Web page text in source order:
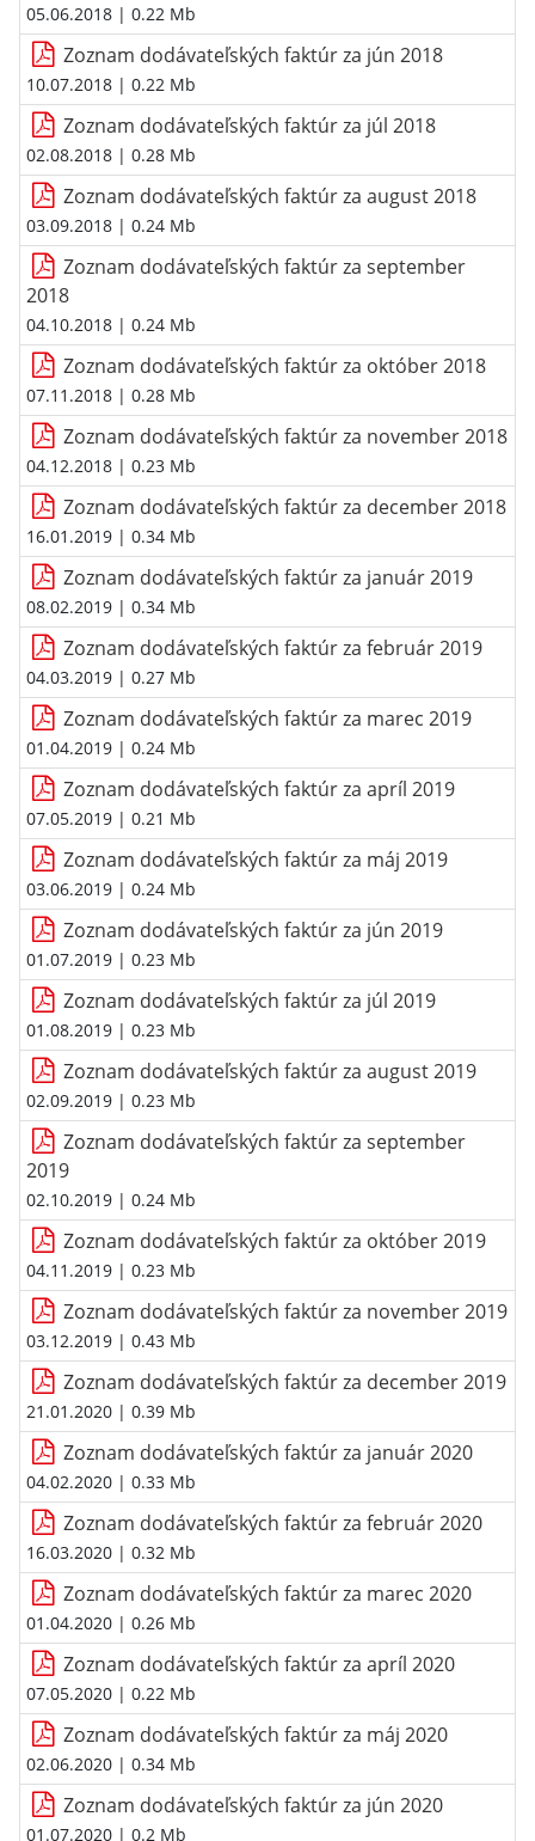
05.06.2018 | 0.22 Mb
Zoznam dodávateľských faktúr za jún 2018
10.07.2018 | 0.22 Mb
Zoznam dodávateľských faktúr za júl 2018
02.08.2018 | 0.28 Mb
Zoznam dodávateľských faktúr za august 2018
03.09.2018 | 0.24 Mb
Zoznam dodávateľských faktúr za september
2018
04.10.2018 | 0.24 Mb
Zoznam dodávateľských faktúr za október 2018
07.11.2018 | 0.28 Mb
Zoznam dodávateľských faktúr za november 2018
04.12.2018 | 0.23 Mb
Zoznam dodávateľských faktúr za december 2018
16.01.2019 | 0.34 Mb
Zoznam dodávateľských faktúr za január 2019
08.02.2019 | 0.34 Mb
Zoznam dodávateľských faktúr za február 2019
04.03.2019 | 0.27 Mb
Zoznam dodávateľských faktúr za marec 2019
01.04.2019 | 0.24 Mb
Zoznam dodávateľských faktúr za apríl 2019
07.05.2019 | 0.21 Mb
Zoznam dodávateľských faktúr za máj 2019
03.06.2019 | 0.24 Mb
Zoznam dodávateľských faktúr za jún 2019
01.07.2019 | 0.23 Mb
Zoznam dodávateľských faktúr za júl 2019
01.08.2019 | 0.23 Mb
Zoznam dodávateľských faktúr za august 2019
02.09.2019 | 0.23 Mb
Zoznam dodávateľských faktúr za september
2019
02.10.2019 | 0.24 Mb
Zoznam dodávateľských faktúr za október 2019
04.11.2019 | 0.23 Mb
Zoznam dodávateľských faktúr za november 2019
03.12.2019 | 0.43 Mb
Zoznam dodávateľských faktúr za december 2019
21.01.2020 | 0.39 Mb
Zoznam dodávateľských faktúr za január 2020
04.02.2020 | 0.33 Mb
Zoznam dodávateľských faktúr za február 2020
16.03.2020 | 0.32 Mb
Zoznam dodávateľských faktúr za marec 2020
01.04.2020 | 0.26 Mb
Zoznam dodávateľských faktúr za apríl 2020
07.05.2020 | 0.22 Mb
Zoznam dodávateľských faktúr za máj 2020
02.06.2020 | 0.34 Mb
Zoznam dodávateľských faktúr za jún 2020
01.07.2020 | 0.2 Mb